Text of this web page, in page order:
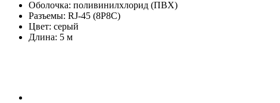
Оболочка: поливинилхлорид (ПВХ)
Разъемы: RJ-45 (8P8C)
Цвет: серый
Длина: 5 м